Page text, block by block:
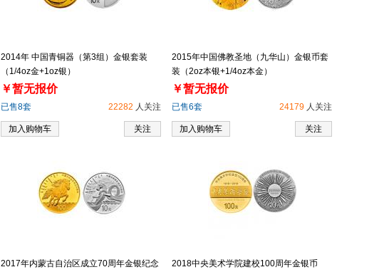
2014年 中国青铜器（第3组）金银套装
（1/4oz金+1oz银）
￥暂无报价
22282 人关注
已售8套
关注
加入购物车
2015年中国佛教圣地（九华山）金银币套
装（2oz本银+1/4oz本金）
￥暂无报价
24179 人关注
已售6套
关注
加入购物车
2017年内蒙古自治区成立70周年金银纪念
2018中央美术学院建校100周年金银币